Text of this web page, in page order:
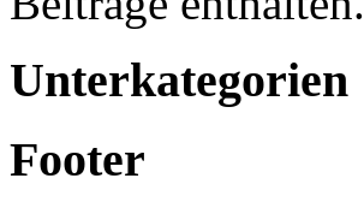
Unterkategorien
Footer